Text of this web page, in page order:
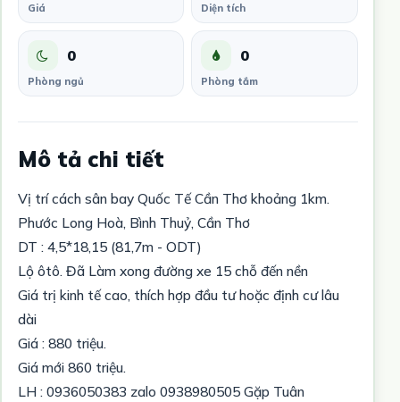
Giá Diện tích
0
Phòng ngủ
0
Phòng tắm
Mô tả chi tiết
Vị trí cách sân bay Quốc Tế Cần Thơ khoảng 1km.
Phước Long Hoà, Bình Thuỷ, Cần Thơ
DT : 4,5*18,15 (81,7m - ODT)
Lộ ôtô. Đã Làm xong đường xe 15 chỗ đến nền
Giá trị kinh tế cao, thích hợp đầu tư hoặc định cư lâu
dài
Giá : 880 triệu.
Giá mới 860 triệu.
LH : 0936050383 zalo 0938980505 Gặp Tuân